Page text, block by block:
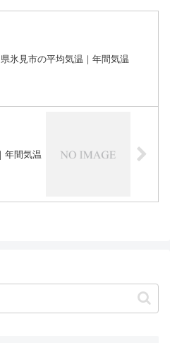
氷見市の平均気温｜年間気温
年間気温